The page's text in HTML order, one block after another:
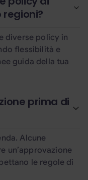
diverse policy in
flessibilità e
guida della tua
prima di
Alcune
un’approvazione
le regole di